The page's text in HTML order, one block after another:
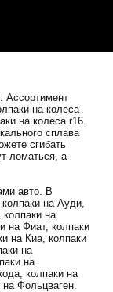
Ассортимент
на колеса
на колеса r16.
сплава
сгибать
ломаться, а
авто. В
на Ауди,
на
на Фиат, колпаки
на Киа, колпаки
на
на
колпаки на
на Фольцваген.